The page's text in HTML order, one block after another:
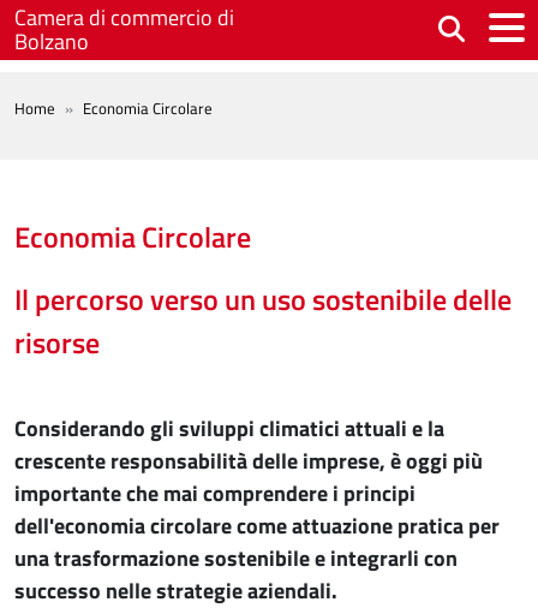
Salta al contenuto principale
Camera di commercio di
Bolzano
BREADCRUMB
Home Economia Circolare
Economia Circolare
Il percorso verso un uso sostenibile delle
risorse
Considerando gli sviluppi climatici attuali e la
crescente responsabilità delle imprese, è oggi più
importante che mai comprendere i principi
dell'economia circolare come attuazione pratica per
una trasformazione sostenibile e integrarli con
successo nelle strategie aziendali.